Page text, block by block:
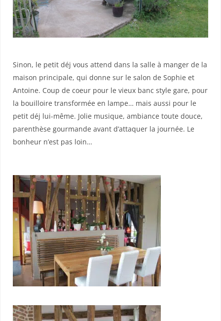
Sinon, le petit déj vous attend dans la salle à manger de la
maison principale, qui donne sur le salon de Sophie et
Antoine. Coup de coeur pour le vieux banc style gare, pour
la bouilloire transformée en lampe… mais aussi pour le
petit déj lui-même. Jolie musique, ambiance toute douce,
parenthèse gourmande avant d’attaquer la journée. Le
bonheur n’est pas loin…